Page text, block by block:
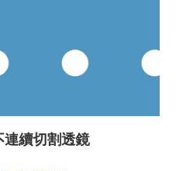
連續切割透鏡